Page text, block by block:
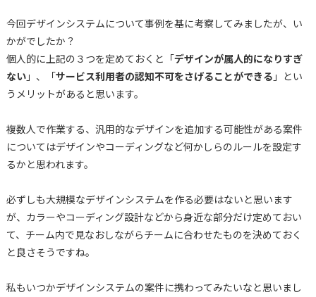
今回デザインシステムについて事例を基に考察してみましたが、い
かがでしたか？
個人的に上記の３つを定めておくと「デザインが属人的になりすぎ
ない」、「サービス利用者の認知不可をさげることができる 」とい
うメリットがあると思います。
複数人で作業する、汎用的なデザインを追加する可能性がある案件
についてはデザインやコーディングなど何かしらのルールを設定す
るかと思われます。
必ずしも大規模なデザインシステムを作る必要はないと思います
が、カラーやコーディング設計などから身近な部分だけ定めておい
て、チーム内で見なおしながらチームに合わせたものを決めておく
と良さそうですね。
私もいつかデザインシステムの案件に携わってみたいなと思いまし